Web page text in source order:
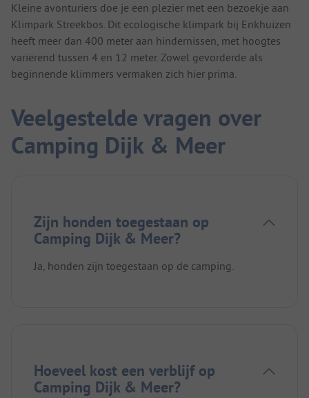
Kleine avonturiers doe je een plezier met een bezoekje aan
Klimpark Streekbos. Dit ecologische klimpark bij Enkhuizen
heeft meer dan 400 meter aan hindernissen, met hoogtes
variërend tussen 4 en 12 meter. Zowel gevorderde als
beginnende klimmers vermaken zich hier prima.
Veelgestelde vragen over
Camping Dijk & Meer
Zijn honden toegestaan op
Camping Dijk & Meer?
Ja, honden zijn toegestaan op de camping.
Hoeveel kost een verblijf op
Camping Dijk & Meer?